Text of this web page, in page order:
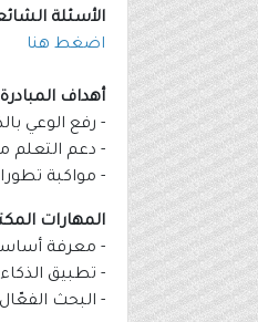
الأسئلة
اضغط هنا
أهداف
- رفع الوعي
- دعم التعلم
- مواكبة
المهارات
- معرفة
- تطبيق
- البحث